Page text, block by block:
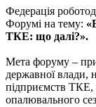
Федерація
Форумі на тему:
ТКЕ: що далі?».
Мета форуму –
державної влади,
підприємств ТКЕ,
опалювального